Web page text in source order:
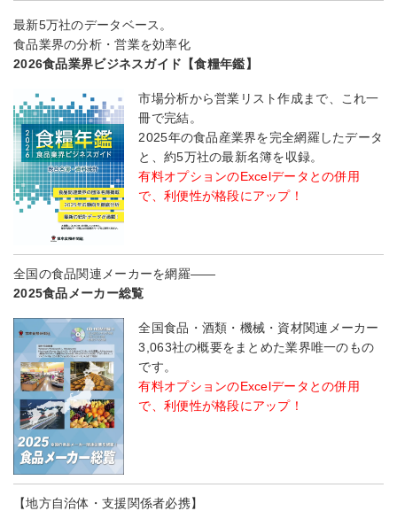
最新5万社のデータベース。
食品業界の分析・営業を効率化
2026食品業界ビジネスガイド【食糧年鑑】
市場分析から営業リスト作成まで、これ一
冊で完結。
2025年の食品産業界を完全網羅したデータ
と、約5万社の最新名簿を収録。
有料オプションのExcelデータとの併用
で、利便性が格段にアップ！
全国の食品関連メーカーを網羅――
2025食品メーカー総覧
全国食品・酒類・機械・資材関連メーカー
3,063社の概要をまとめた業界唯一のもの
です。
有料オプションのExcelデータとの併用
で、利便性が格段にアップ！
【地方自治体・支援関係者必携】